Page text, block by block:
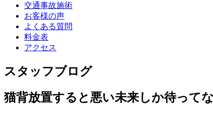
交通事故施術
お客様の声
よくある質問
料金表
アクセス
スタッフブログ
猫背放置すると悪い未来しか待って